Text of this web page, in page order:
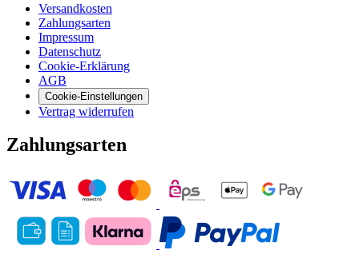
Versandkosten
Zahlungsarten
Impressum
Datenschutz
Cookie-Erklärung
AGB
Cookie-Einstellungen
Vertrag widerrufen
Zahlungsarten